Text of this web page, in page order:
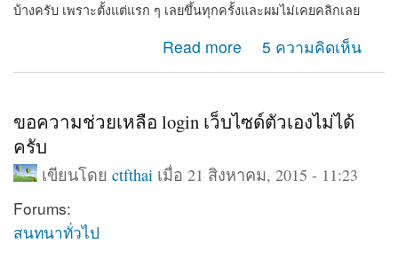
บ้างครับ เพราะตั้งแต่แรก ๆ เลยขึ้นทุกครั้งและผมไม่เคยคลิกเลย
Read more
about ต้องคลิกมั้ยครับ เวลา admin login แล้ว drupal จะมี
ลิ้งให้ available updates
5 ความคิดเห็น
ขอความช่วยเหลือ login เว็บไซด์ตัวเองไม่ได้
ครับ
เขียนโดย ctfthai เมื่อ 21 สิงหาคม, 2015 - 11:23
Forums:
สนทนาทั่วไป